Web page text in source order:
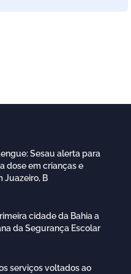
Sesau alerta para
dose em crianças e
Juazeiro, B
cidade da Bahia a
da Segurança Escolar
serviços voltados ao